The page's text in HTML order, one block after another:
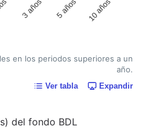
3 años 5 años 10 años
en los periodos superiores a un
año.
Ver tabla Expandir
del fondo BDL